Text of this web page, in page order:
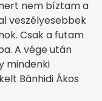
nem bíztam a
veszélyesebbek
Csak a futam
A vége után
mindenki
Bánhidi Ákos